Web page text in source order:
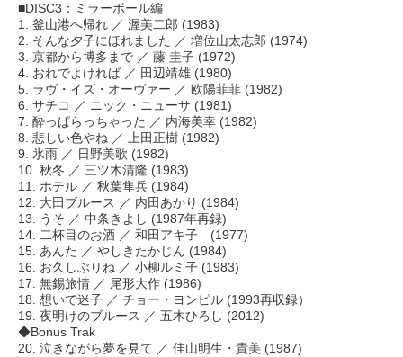
■DISC3：ミラーボール編
1. 釜山港へ帰れ ／ 渥美二郎 (1983)
2. そんな夕子にほれました ／ 増位山太志郎 (1974)
3. 京都から博多まで ／ 藤 圭子 (1972)
4. おれでよければ ／ 田辺靖雄 (1980)
5. ラヴ・イズ・オーヴァー ／ 欧陽菲菲 (1982)
6. サチコ ／ ニック・ニューサ (1981)
7. 酔っぱらっちゃった ／ 内海美幸 (1982)
8. 悲しい色やね ／ 上田正樹 (1982)
9. 氷雨 ／ 日野美歌 (1982)
10. 秋冬 ／ 三ツ木清隆 (1983)
11. ホテル ／ 秋葉隼兵 (1984)
12. 大田ブルース ／ 内田あかり (1984)
13. うそ ／ 中条きよし (1987年再録)
14. 二杯目のお酒 ／ 和田アキ子 (1977)
15. あんた ／ やしきたかじん (1984)
16. お久しぶりね ／ 小柳ルミ子 (1983)
17. 無錫旅情 ／ 尾形大作 (1986)
18. 想いで迷子 ／ チョー・ヨンピル (1993再収録）
19. 夜明けのブルース ／ 五木ひろし (2012)
◆Bonus Trak
20. 泣きながら夢を見て ／ 佳山明生・貴美 (1987)